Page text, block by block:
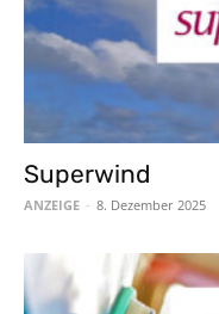
Superwind
ANZEIGE - 8. Dezember 2025